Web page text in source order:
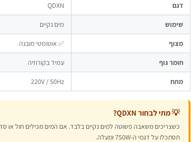
דגם QDXN
שימוש מים נקיים
מצוף ✅ אוטומטי מובנה
חומר גוף עמיד בקורוזיה
מתח 220V / 50Hz
💡 מתי לבחור QDXN?
תסתכלו על דגמי ה-750W ומעלה.